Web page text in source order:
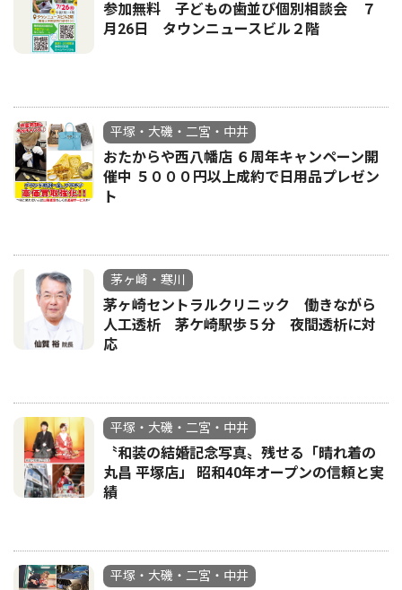
参加無料 子どもの歯並び個別相談会 ７
月26日 タウンニュースビル２階
平塚・大磯・二宮・中井
おたからや西八幡店 ６周年キャンペーン開
催中 ５０００円以上成約で日用品プレゼン
ト
茅ヶ崎・寒川
茅ヶ崎セントラルクリニック 働きながら
人工透析 茅ケ崎駅歩５分 夜間透析に対
応
平塚・大磯・二宮・中井
〝和装の結婚記念写真〟残せる「晴れ着の
丸昌 平塚店」 昭和40年オープンの信頼と実
績
平塚・大磯・二宮・中井